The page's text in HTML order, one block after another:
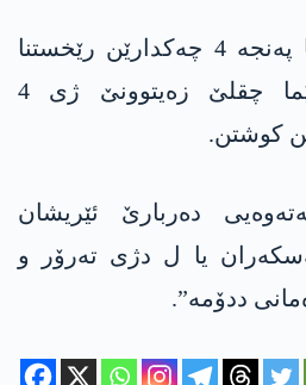
ل هه‌رێما ئۆپه‌رسیۆنا په‌نجه‌ 4 چه‌كدارێن رێخستنا
په‌كه‌كێ و ل هه‌رێما چقلێ زه‌یتوونێ ژی 4
كوشتن.
ده‌ربارێ ئێریشان
ئەسکەران یا ل دژی تەرۆر و
ددۆمە”.